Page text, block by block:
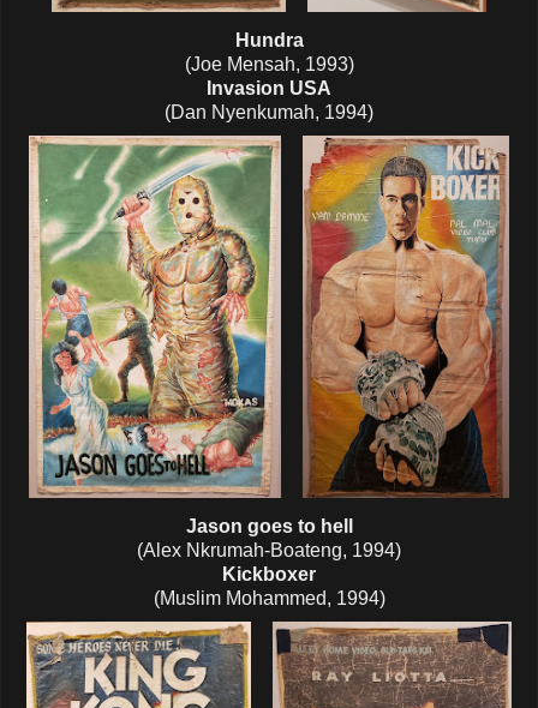
Hundra
(Joe Mensah, 1993)
Invasion USA
(Dan Nyenkumah, 1994)
Jason goes to hell
(Alex Nkrumah-Boateng, 1994)
Kickboxer
(Muslim Mohammed, 1994)